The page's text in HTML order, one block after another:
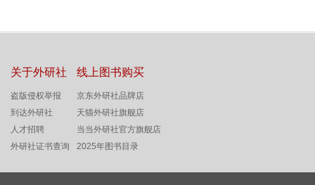
关于外研社
盗版侵权举报
到达外研社
人才招聘
外研社证书查询
线上图书购买
京东外研社品牌店
天猫外研社旗舰店
当当外研社官方旗舰店
2025年图书目录